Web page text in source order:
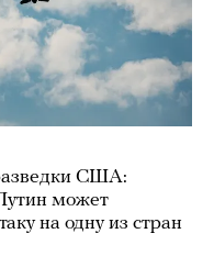
США:
может
на одну из стран